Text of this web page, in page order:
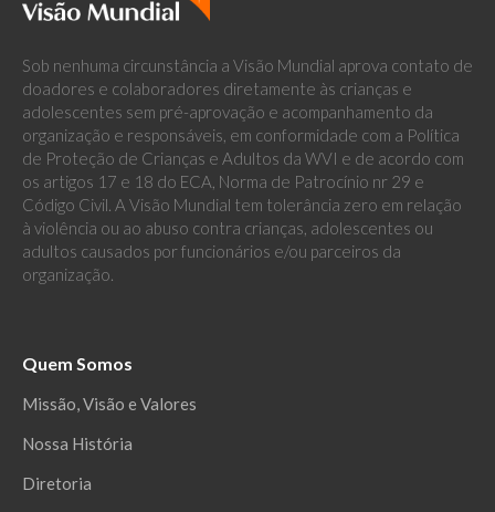
Sob nenhuma circunstância a Visão Mundial aprova contato de
doadores e colaboradores diretamente às crianças e
adolescentes sem pré-aprovação e acompanhamento da
organização e responsáveis, em conformidade com a Política
de Proteção de Crianças e Adultos da WVI e de acordo com
os artigos 17 e 18 do ECA, Norma de Patrocínio nr 29 e
Código Civil. A Visão Mundial tem tolerância zero em relação
à violência ou ao abuso contra crianças, adolescentes ou
adultos causados por funcionários e/ou parceiros da
organização.
Quem Somos
Missão, Visão e Valores
Nossa História
Diretoria